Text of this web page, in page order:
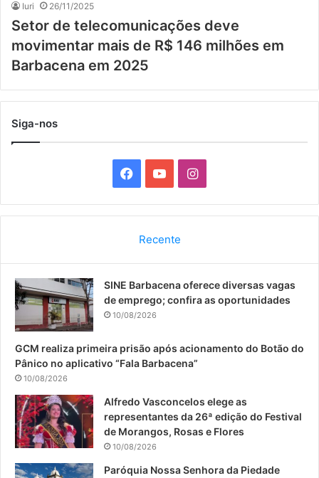
Iuri 26/11/2025
Setor de telecomunicações deve
movimentar mais de R$ 146 milhões em
Barbacena em 2025
Siga-nos
a
b
o
o
o
u
e
I
n
a
r
m
Recente
SINE Barbacena oferece diversas vagas
de emprego; confira as oportunidades
10/08/2026
GCM realiza primeira prisão após acionamento do Botão do
Pânico no aplicativo “Fala Barbacena”
10/08/2026
Alfredo Vasconcelos elege as
representantes da 26ª edição do Festival
de Morangos, Rosas e Flores
10/08/2026
Paróquia Nossa Senhora da Piedade